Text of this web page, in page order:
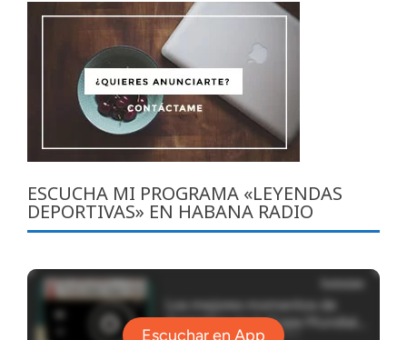
ESCUCHA MI PROGRAMA «LEYENDAS
DEPORTIVAS» EN HABANA RADIO